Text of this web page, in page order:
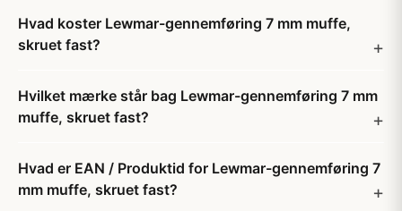
Hvad koster Lewmar-gennemføring 7 mm muffe,
skruet fast?
Hvilket mærke står bag Lewmar-gennemføring 7 mm
muffe, skruet fast?
Hvad er EAN / Produktid for Lewmar-gennemføring 7
mm muffe, skruet fast?